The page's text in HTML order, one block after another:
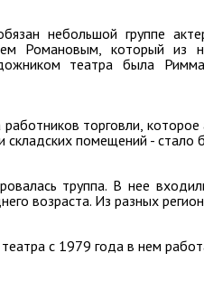
небольшой группе
Романовым, который из
театра была
торговли,
складских помещений - стало
труппа. В нее
возраста. Из разных
с 1979 года в нем